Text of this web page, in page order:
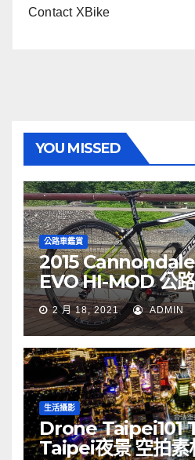
Contact XBike
YOU MISSED
公路車鑑賞
2015
EVO HI-MOD 公
2 月 18, 2021 ADMIN
生活攝影
Drone Taipei101
Taipei夜景 空拍素